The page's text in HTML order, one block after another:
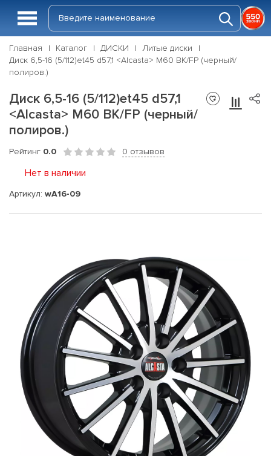
Главная Каталог ДИСКИ
Литые диски
Диск 6,5-16 (5/112)et45 d57,1 <Alcasta> M60 BK/FP (черный/
полиров.)
Диск 6,5-16 (5/112)et45 d57,1
<Alcasta> M60 BK/FP (черный/
полиров.)
Рейтинг 0.0 0 отзывов
Нет в наличии
Артикул: wA16-09